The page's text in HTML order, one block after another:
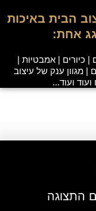
הבית באיכות
אחת:
| כיורים | אמבטיות |
| מגוון ענק של עיצוב
ועוד...
התצוגה